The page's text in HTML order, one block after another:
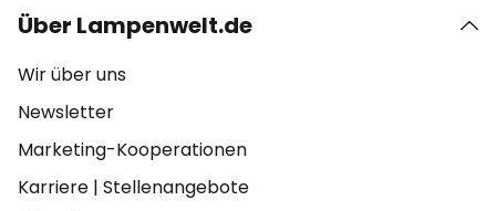
Über Lampenwelt.de
Wir über uns
Newsletter
Marketing-Kooperationen
Karriere | Stellenangebote